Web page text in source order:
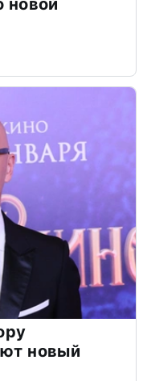
новый